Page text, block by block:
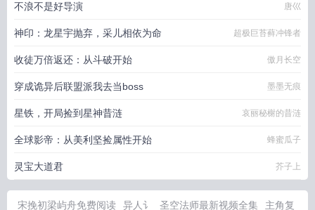
不浪不是好导演 唐巛
神印：龙星宇抛弃，采儿相依为命 超极巨苔藓冲锋者
收徒万倍返还：从斗破开始 傲月长空
穿成诡异后联盟派我去当boss 墨墨无痕
星铁，开局捡到星神昔涟 哀丽秘榭的昔涟
全球影帝：从美利坚捡属性开始 蜂蜜瓜子
灵宝大道君 芥子上
宋挽初梁屿舟免费阅读 异人讠 圣空法师最新视频全集 主角复